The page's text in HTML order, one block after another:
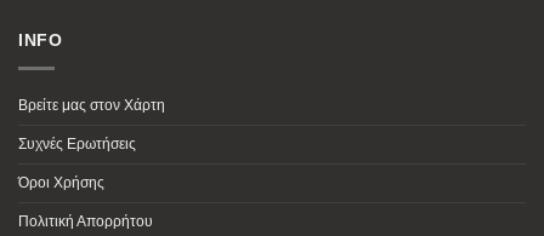
INFO
Βρείτε μας στον Χάρτη
Συχνές Ερωτήσεις
Όροι Χρήσης
Πολιτική Απορρήτου